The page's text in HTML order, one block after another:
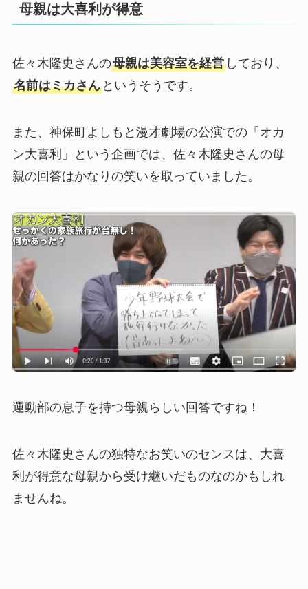
母親は大喜利が得意
佐々木隆史さんの母親は美容室を経営しており、
名前はミカさんというそうです。
また、神保町よしもと漫才劇場の公演での「オカ
ン大喜利」という企画では、佐々木隆史さんの母
親の回答はかなりの笑いを取っていました。
運動部の息子を持つ母親らしい回答ですね！
佐々木隆史さんの独特なお笑いのセンスは、大喜
利が得意な母親から受け継いだものなのかもしれ
ませんね。